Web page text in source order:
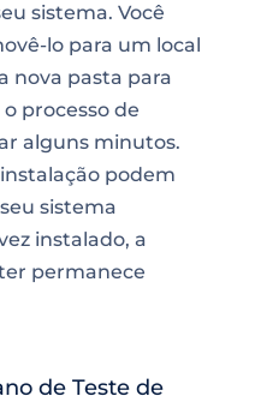
sistema. Você
lo para um local
nova pasta para
processo de
alguns minutos.
podem
sistema
instalado, a
permanece
de Teste de